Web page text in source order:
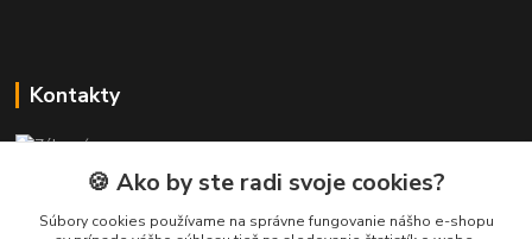
Kontakty
+421 911 010 560
Po-Pia, 13-17 hod.
🍪 Ako by ste radi svoje cookies?
Súbory cookies používame na správne fungovanie nášho e-shopu